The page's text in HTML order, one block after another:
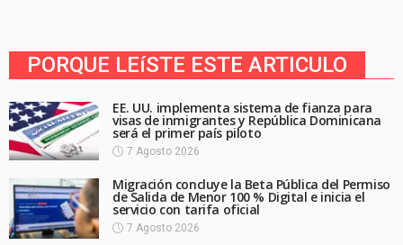
PORQUE LEíSTE ESTE ARTICULO
EE. UU. implementa sistema de fianza para
visas de inmigrantes y República Dominicana
será el primer país piloto
7 Agosto 2026
Migración concluye la Beta Pública del Permiso
de Salida de Menor 100 % Digital e inicia el
servicio con tarifa oficial
7 Agosto 2026